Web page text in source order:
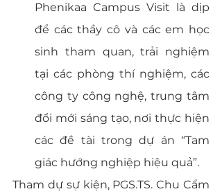
Phenikaa Campus Visit là dịp
để các thầy cô và các em học
sinh tham quan, trải nghiệm
tại các phòng thí nghiệm, các
công ty công nghệ, trung tâm
đổi mới sáng tạo, nơi thực hiện
các đề tài trong dự án “Tam
giác hướng nghiệp hiệu quả”.
Tham dự sự kiện, PGS.TS. Chu Cẩm